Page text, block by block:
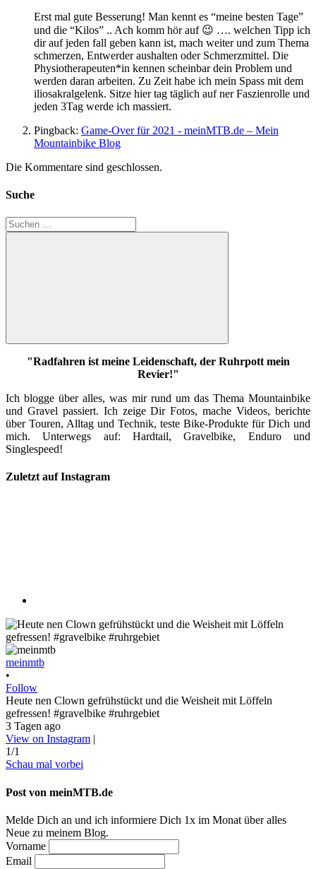
Erst mal gute Besserung! Man kennt es “meine besten Tage”
und die “Kilos” .. Ach komm hör auf 😉 …. welchen Tipp ich
dir auf jeden fall geben kann ist, mach weiter und zum Thema
schmerzen, Entwerder aushalten oder Schmerzmittel. Die
Physiotherapeuten*in kennen scheinbar dein Problem und
werden daran arbeiten. Zu Zeit habe ich mein Spass mit dem
iliosakralgelenk. Sitze hier tag täglich auf ner Faszienrolle und
jeden 3Tag werde ich massiert.
Pingback: Game-Over für 2021 - meinMTB.de – Mein
Mountainbike Blog
Die Kommentare sind geschlossen.
Suche
Suchen
nach:
Suchen
"Radfahren ist meine Leidenschaft, der Ruhrpott mein
Revier!"
Ich blogge über alles, was mir rund um das Thema Mountainbike
und Gravel passiert. Ich zeige Dir Fotos, mache Videos, berichte
über Touren, Alltag und Technik, teste Bike-Produkte für Dich und
mich. Unterwegs auf: Hardtail, Gravelbike, Enduro und
Singlespeed!
Zuletzt auf Instagram
meinmtb
•
Follow
Heute nen Clown gefrühstückt und die Weisheit mit Löffeln
gefressen! #gravelbike #ruhrgebiet
3 Tagen ago
View on Instagram |
1/1
Schau mal vorbei
Post von meinMTB.de
Melde Dich an und ich informiere Dich 1x im Monat über alles
Neue zu meinem Blog.
Vorname
Email